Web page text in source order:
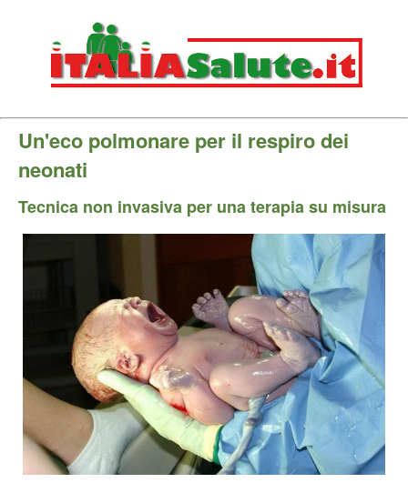
Un'eco polmonare per il respiro dei
neonati
Tecnica non invasiva per una terapia su misura